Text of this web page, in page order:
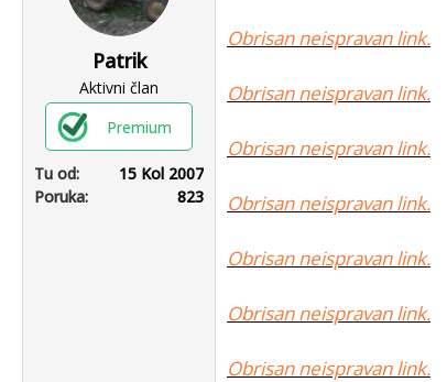
Patrik
Aktivni član
Premium
Tu od
15 Kol 2007
Poruka
823
Obrisan neispravan link.
Obrisan neispravan link.
Obrisan neispravan link.
Obrisan neispravan link.
Obrisan neispravan link.
Obrisan neispravan link.
Obrisan neispravan link.